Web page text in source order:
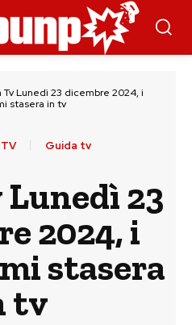
Tv Lunedì 23 dicembre 2024, i
stasera in tv
TV Guida tv
23
2024, i
stasera
tv